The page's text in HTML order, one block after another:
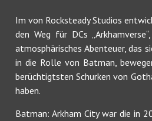
Im von Rocksteady Studios
den Weg für DCs
atmosphärisches Abenteuer, das
in die Rolle von Batman,
berüchtigtsten Schurken von
haben.
Batman: Arkham City war die in